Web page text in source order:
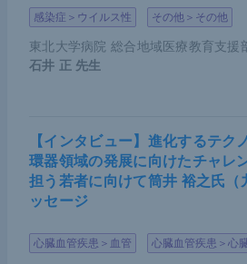
感染症＞ウイルス性 その他＞その他
東北大学病院 総合地域医療教育支援
石井 正 先生
【インタビュー】進化するテク
環器領域の発展に向けたチャ
担う若者に向けて筒井 裕之氏（
ッセージ
心臓血管疾患＞血管 心臓血管疾患＞心